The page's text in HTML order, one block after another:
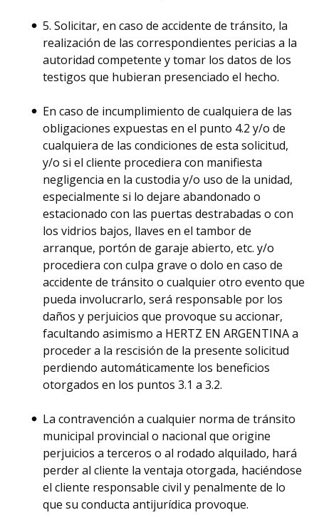
5. Solicitar, en caso de accidente de tránsito, la
realización de las correspondientes pericias a la
autoridad competente y tomar los datos de los
testigos que hubieran presenciado el hecho.
En caso de incumplimiento de cualquiera de las
obligaciones expuestas en el punto 4.2 y/o de
cualquiera de las condiciones de esta solicitud,
y/o si el cliente procediera con manifiesta
negligencia en la custodia y/o uso de la unidad,
especialmente si lo dejare abandonado o
estacionado con las puertas destrabadas o con
los vidrios bajos, llaves en el tambor de
arranque, portón de garaje abierto, etc. y/o
procediera con culpa grave o dolo en caso de
accidente de tránsito o cualquier otro evento que
pueda involucrarlo, será responsable por los
daños y perjuicios que provoque su accionar,
facultando asimismo a HERTZ EN ARGENTINA a
proceder a la rescisión de la presente solicitud
perdiendo automáticamente los beneficios
otorgados en los puntos 3.1 a 3.2.
La contravención a cualquier norma de tránsito
municipal provincial o nacional que origine
perjuicios a terceros o al rodado alquilado, hará
perder al cliente la ventaja otorgada, haciéndose
el cliente responsable civil y penalmente de lo
que su conducta antijurídica provoque.